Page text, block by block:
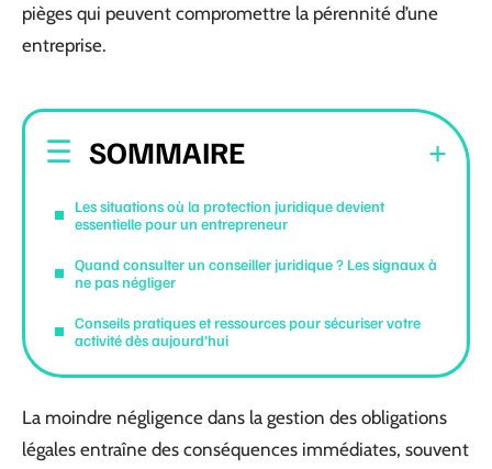
pièges qui peuvent compromettre la pérennité d’une
entreprise.
SOMMAIRE
Les situations où la protection juridique devient
essentielle pour un entrepreneur
Quand consulter un conseiller juridique ? Les signaux à
ne pas négliger
Conseils pratiques et ressources pour sécuriser votre
activité dès aujourd’hui
La moindre négligence dans la gestion des obligations
légales entraîne des conséquences immédiates, souvent